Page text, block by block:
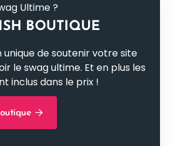
Ultime ?
BOUTIQUE
unique de soutenir votre site
le swag ultime. Et en plus les
inclus dans le prix !